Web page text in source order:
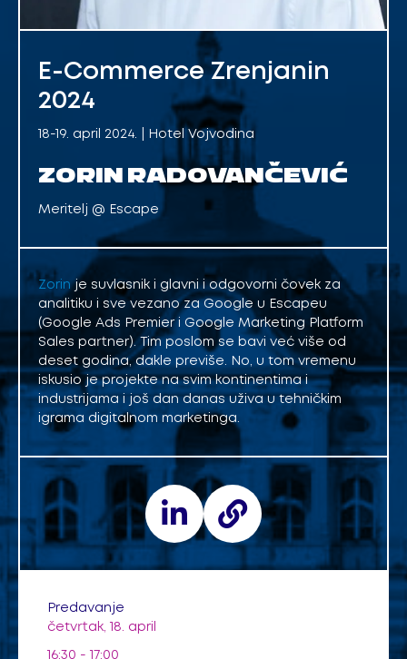
E-Commerce Zrenjanin
2024
18-19. april 2024. | Hotel Vojvodina
ZORIN RADOVANČEVIĆ
Meritelj @ Escape
Zorinje suvlasnik i glavni i odgovorni čovek za
analitiku i sve vezano za Google u Escapeu
(Google Ads Premier i Google Marketing Platform
Sales partner). Tim poslom se bavi već više od
deset godina, dakle previše. No, u tom vremenu
iskusio je projekte na svim kontinentima i
industrijama i još dan danas uživa u tehničkim
igrama digitalnom marketinga.
Predavanje
četvrtak, 18. april
16:30 - 17:00